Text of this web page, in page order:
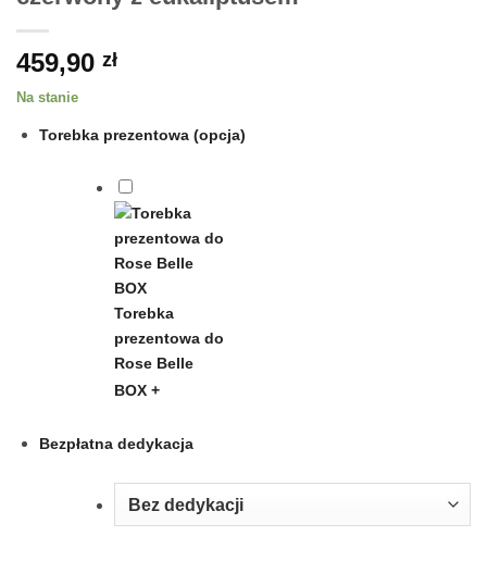
459,90 zł
Na stanie
Torebka prezentowa (opcja)
Torebka
prezentowa do
Rose Belle
BOX +
Bezpłatna dedykacja